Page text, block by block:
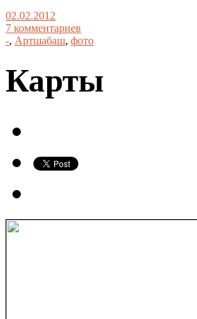
02.02.2012
7 комментариев
-, Артшабаш, фото
Карты